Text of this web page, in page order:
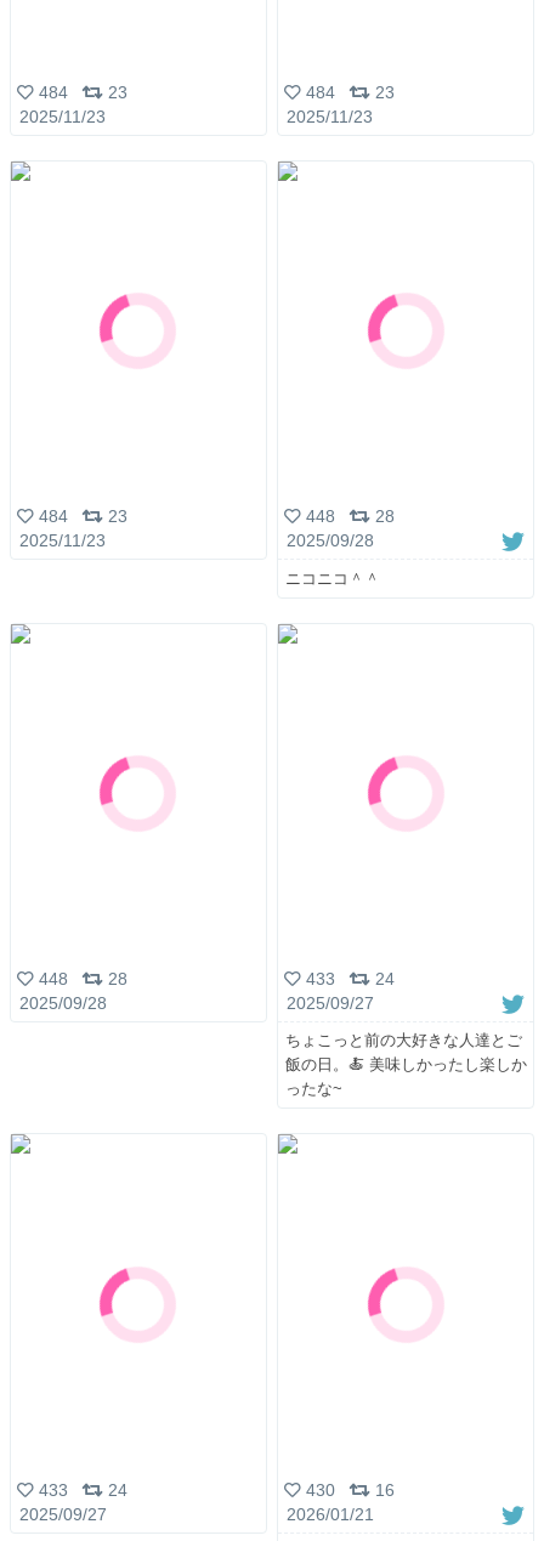
484
23
2025/11/23
484
23
2025/11/23
484
23
2025/11/23
448
28
2025/09/28
ニコニコ＾＾
448
28
2025/09/28
433
24
2025/09/27
ちょこっと前の大好きな人達とご
飯の日。🍝 美味しかったし楽しか
ったな~
433
24
2025/09/27
430
16
2026/01/21